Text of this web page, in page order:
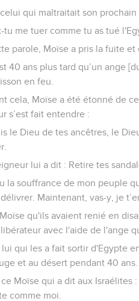
qui maltraitait son
tu me tuer comme tu as tué
parole, Moïse a pris la fuite et
40 ans plus tard qu’un ange
en feu.
cela, Moïse a été étonné de
s’est fait entendre :
le Dieu de tes ancêtres, le
lui a dit : Retire tes
la souffrance de mon peuple
Maintenant, vas-y, je
qu'ils avaient renié en
avec l'aide de l'ange
lui qui les a fait sortir d'Egypte
et au désert pendant 40 ans.
Moïse qui a dit aux Israélites
comme moi.